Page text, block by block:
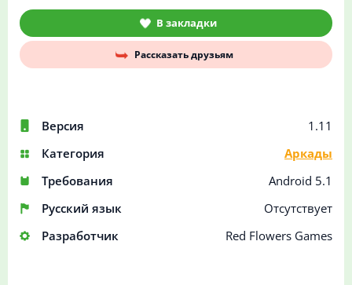
Версия
1.11
Категория
Аркады
Требования
Android 5.1
Русский язык
Отсутствует
Разработчик
Red Flowers Games
В закладки
Рассказать друзьям